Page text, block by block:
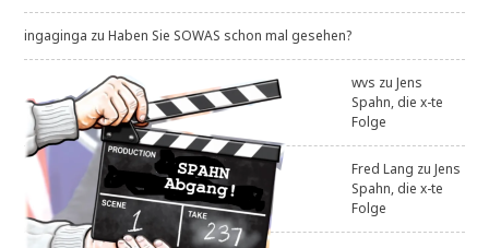
ingaginga zuHaben Sie SOWAS schon mal gesehen?
wvs zuJens
Spahn, die x-te
Folge
Fred Lang zuJens
Spahn, die x-te
Folge